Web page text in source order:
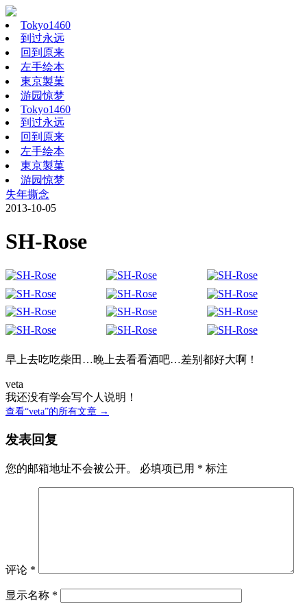
Tokyo1460
到过永远
回到原来
左手绘本
東京製菓
游园惊梦
Tokyo1460
到过永远
回到原来
左手绘本
東京製菓
游园惊梦
失年撕念
2013-10-05
SH-Rose
早上去吃吃柴田…晚上去看看酒吧…差别都好大啊！
veta
我还没有学会写个人说明！
查看“veta”的所有文章 →
发表回复
您的邮箱地址不会被公开。 必填项已用 * 标注
评论 *
显示名称 *